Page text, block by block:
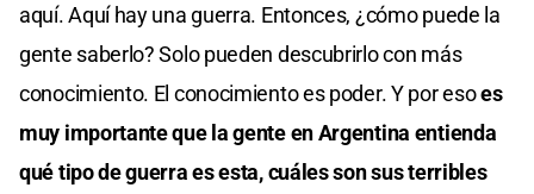
aquí. Aquí hay una guerra. Entonces, ¿cómo puede la
gente saberlo? Solo pueden descubrirlo con más
conocimiento. El conocimiento es poder. Y por esoes
muy importante que la gente en Argentina entienda
qué tipo de guerra es esta, cuáles son sus terribles